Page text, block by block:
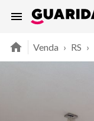
Venda › RS ›